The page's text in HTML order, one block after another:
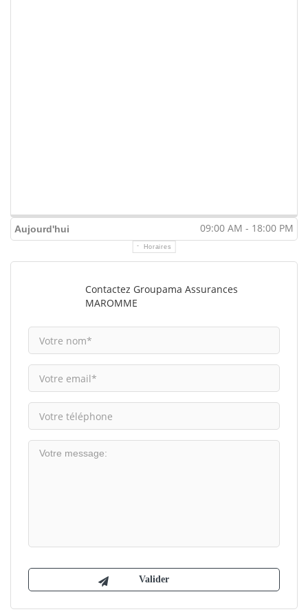
Aujourd'hui 09:00 AM - 18:00 PM
Horaires
Contactez Groupama Assurances
MAROMME